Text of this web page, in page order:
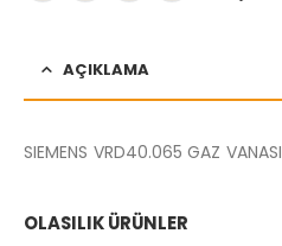
AÇIKLAMA
SIEMENS VRD40.065 GAZ VANASI
OLASILIK ÜRÜNLER